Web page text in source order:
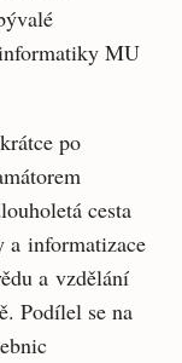
MU
po
cesta
a informatizace
a vzdělání
Podílel se na